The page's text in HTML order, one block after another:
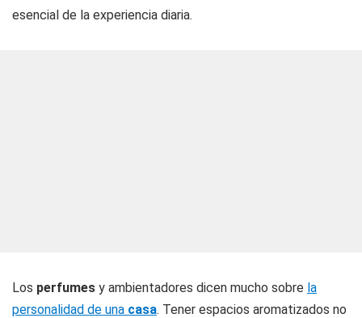
esencial de la experiencia diaria.
Los perfumes y ambientadores dicen mucho sobre la
personalidad de una casa. Tener espacios aromatizados no